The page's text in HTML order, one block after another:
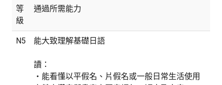
等
級
通過所需能力
N5 能大致理解基礎日語
讀：
・能看懂以平假名、片假名或一般日常生活使用